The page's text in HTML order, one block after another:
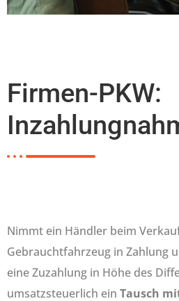
Firmen-PKW:
Nimmt ein Händler beim
Gebrauchtfahrzeug in Zahlung
eine Zuzahlung in Höhe des
umsatzsteuerlich ein Tausch